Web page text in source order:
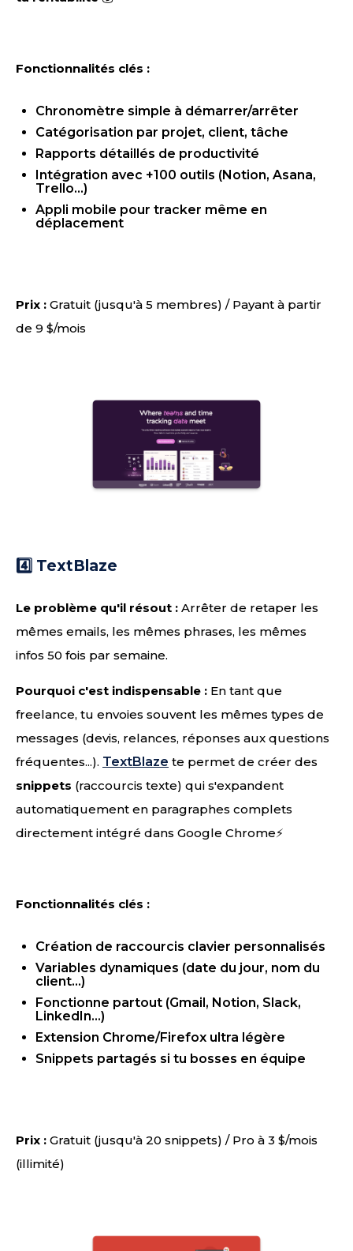
Fonctionnalités clés :
Chronomètre simple à démarrer/arrêter
Catégorisation par projet, client, tâche
Rapports détaillés de productivité
Intégration avec +100 outils (Notion, Asana,
Trello...)
Appli mobile pour tracker même en
déplacement
Prix : Gratuit (jusqu'à 5 membres) / Payant à partir
de 9 $/mois
4️⃣ TextBlaze
Le problème qu'il résout : Arrêter de retaper les
mêmes emails, les mêmes phrases, les mêmes
infos 50 fois par semaine.
Pourquoi c'est indispensable : En tant que
freelance, tu envoies souvent les mêmes types de
messages (devis, relances, réponses aux questions
fréquentes...). TextBlaze te permet de créer des
snippets (raccourcis texte) qui s'expandent
automatiquement en paragraphes complets
directement intégré dans Google Chrome⚡
Fonctionnalités clés :
Création de raccourcis clavier personnalisés
Variables dynamiques (date du jour, nom du
client...)
Fonctionne partout (Gmail, Notion, Slack,
LinkedIn...)
Extension Chrome/Firefox ultra légère
Snippets partagés si tu bosses en équipe
Prix : Gratuit (jusqu'à 20 snippets) / Pro à 3 $/mois
(illimité)